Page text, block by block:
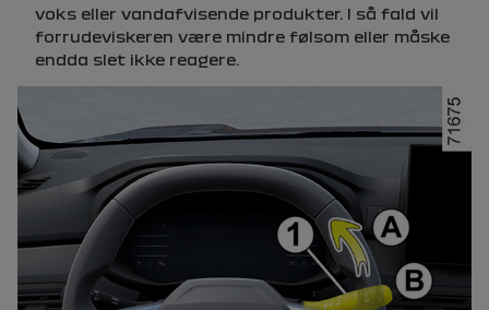
voks eller vandafvisende produkter. I så fald vil
forrudeviskeren være mindre følsom eller måske
endda slet ikke reagere.